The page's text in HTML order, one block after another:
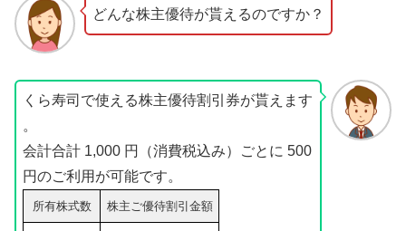
どんな株主優待が貰えるのですか？
くら寿司で使える株主優待割引券が貰えます
。
会計合計 1,000 円（消費税込み）ごとに 500
円のご利用が可能です。
所有株式数 株主ご優待割引金額